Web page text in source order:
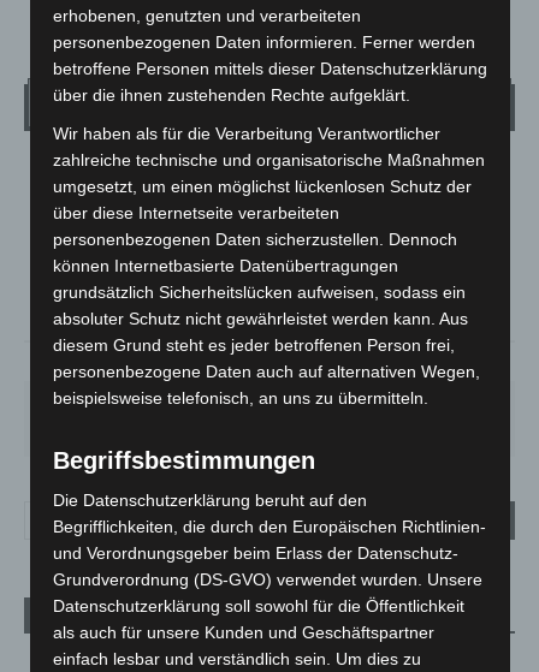
Wetter
LANGENHAGEN
Überwiegend Bewölkt
21°C 21.7°
18.8°
3.9m/s 77%
FR. SA. SO. MO.
Aktuelle Beiträge
Niedersachsen: Feuerwehrkräfte kehren nach
erhobenen, genutzten und verarbeiteten
personenbezogenen Daten informieren. Ferner werden
betroffene Personen mittels dieser Datenschutzerklärung
über die ihnen zustehenden Rechte aufgeklärt.
Wir haben als für die Verarbeitung Verantwortlicher
zahlreiche technische und organisatorische Maßnahmen
umgesetzt, um einen möglichst lückenlosen Schutz der
über diese Internetseite verarbeiteten
personenbezogenen Daten sicherzustellen. Dennoch
können Internetbasierte Datenübertragungen
grundsätzlich Sicherheitslücken aufweisen, sodass ein
absoluter Schutz nicht gewährleistet werden kann. Aus
diesem Grund steht es jeder betroffenen Person frei,
personenbezogene Daten auch auf alternativen Wegen,
beispielsweise telefonisch, an uns zu übermitteln.
Begriffsbestimmungen
Die Datenschutzerklärung beruht auf den
Begrifflichkeiten, die durch den Europäischen Richtlinien-
und Verordnungsgeber beim Erlass der Datenschutz-
Grundverordnung (DS-GVO) verwendet wurden. Unsere
Datenschutzerklärung soll sowohl für die Öffentlichkeit
als auch für unsere Kunden und Geschäftspartner
einfach lesbar und verständlich sein. Um dies zu